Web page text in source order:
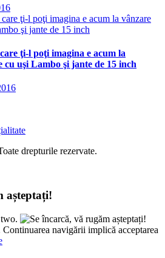
ţi-l poţi imagina e acum la
uşi Lambo şi jante de 15 inch
drepturile rezervate.
așteptați!
navigării implică acceptarea